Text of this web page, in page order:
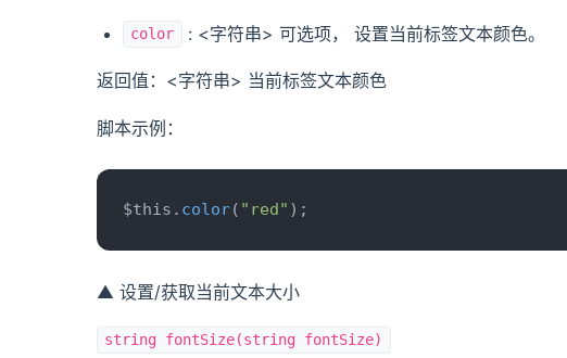
color : <字符串> 可选项， 设置当前标签文本颜色。
返回值：<字符串> 当前标签文本颜色
脚本示例：
$this. color( "red" );
▲ 设置/获取当前文本大小
string fontSize(string fontSize)